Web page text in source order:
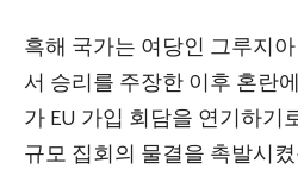
흑해 국가는 여당인 그루지
서 승리를 주장한 이후 혼란
가 EU 가입 회담을 연기하기
규모 집회의 물결을 촉발시